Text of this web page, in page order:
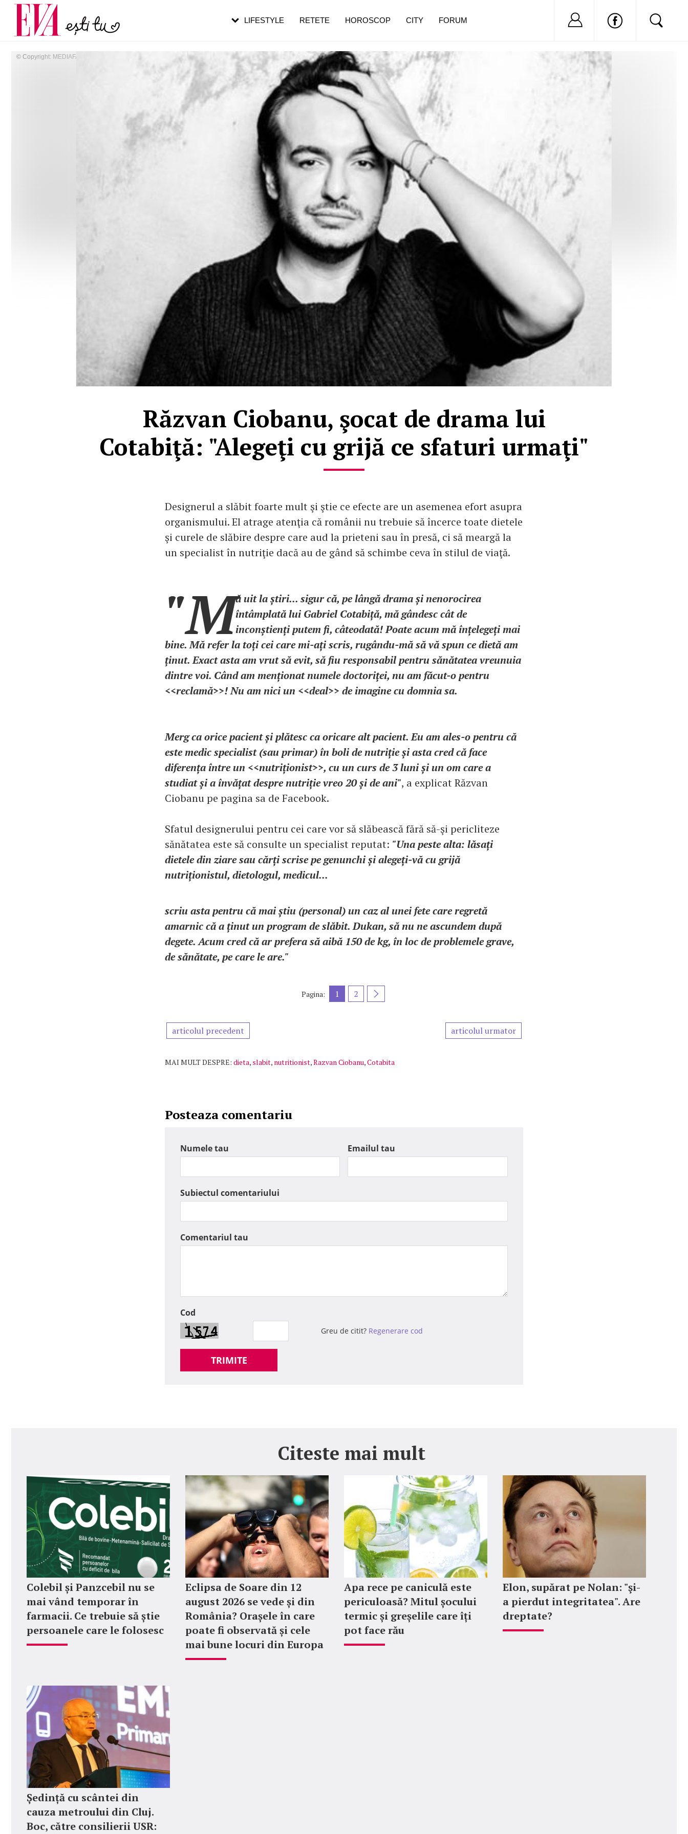
© Copyright: MEDIAFAX
Răzvan Ciobanu, şocat de drama lui
Cotabiţă: "Alegeţi cu grijă ce sfaturi urmaţi"
Designerul a slăbit foarte mult şi ştie ce efecte are un asemenea efort asupra
organismului. El atrage atenţia că românii nu trebuie să încerce toate dietele
şi curele de slăbire despre care aud la prieteni sau în presă, ci să meargă la
un specialist în nutriţie dacă au de gând să schimbe ceva în stilul de viaţă.
"Mă uit la știri... sigur că, pe lângă drama și nenorocirea
întâmplată lui Gabriel Cotabiță, mă gândesc cât de
inconștienți putem fi, câteodată! Poate acum mă înțelegeți mai
bine. Mă refer la toți cei care mi-ați scris, rugându-mă să vă spun ce dietă am
ținut. Exact asta am vrut să evit, să fiu responsabil pentru sănătatea vreunuia
dintre voi. Când am menționat numele doctoriţei, nu am făcut-o pentru
<<reclamă>>! Nu am nici un <<deal>> de imagine cu domnia sa.
Merg ca orice pacient și plătesc ca oricare alt pacient. Eu am ales-o pentru că
este medic specialist (sau primar) în boli de nutriție și asta cred că face
diferența între un <<nutriționist>>, cu un curs de 3 luni și un om care a
studiat și a învățat despre nutriție vreo 20 și de ani", a explicat Răzvan
Ciobanu pe pagina sa de Facebook.
Sfatul designerului pentru cei care vor să slăbească fără să-şi pericliteze
sănătatea este să consulte un specialist reputat: "Una peste alta: lăsați
dietele din ziare sau cărți scrise pe genunchi și alegeți-vă cu grijă
nutriționistul, dietologul, medicul...
scriu asta pentru că mai știu (personal) un caz al unei fete care regretă
amarnic că a ținut un program de slăbit. Dukan, să nu ne ascundem după
degete. Acum cred că ar prefera să aibă 150 de kg, în loc de problemele grave,
de sănătate, pe care le are."
Pagina: 1 2
articolul precedent articolul urmator
MAI MULT DESPRE: dieta, slabit, nutritionist,Razvan Ciobanu,Cotabita
Posteaza comentariu
Numele tau Emailul tau
Subiectul comentariului
Comentariul tau
Cod
Greu de citit? Regenerare cod
TRIMITE
Citeste mai mult
Colebil și Panzcebil nu se
mai vând temporar în
farmacii. Ce trebuie să știe
persoanele care le folosesc
Eclipsa de Soare din 12
august 2026 se vede și din
România? Orașele în care
poate fi observată și cele
mai bune locuri din Europa
Apa rece pe caniculă este
periculoasă? Mitul șocului
termic și greșelile care îți
pot face rău
Elon, supărat pe Nolan: "şi-
a pierdut integritatea". Are
dreptate?
Ședință cu scântei din
cauza metroului din Cluj.
Boc, către consilierii USR:
LIFESTYLE RETETE HOROSCOP CITY FORUM Nu ai cont?
Carieră
Actualitate
pe măsură ce înaintezi în vârstă